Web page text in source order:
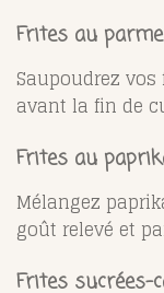
Frites au
Saupoudrez
avant la fin de
Frites au
Mélangez
goût relevé et
Frites sucrées-